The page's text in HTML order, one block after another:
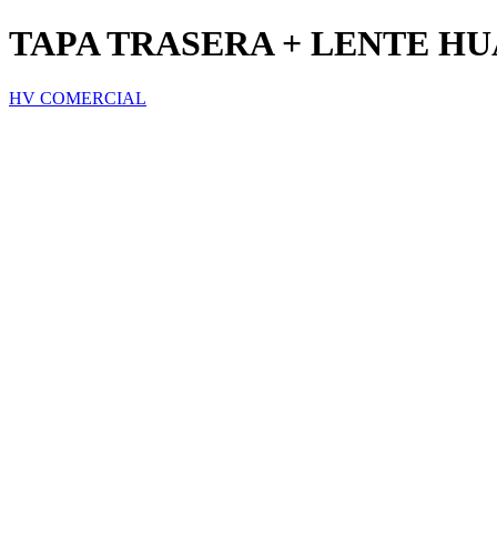
TAPA TRASERA + LENTE
HV COMERCIAL